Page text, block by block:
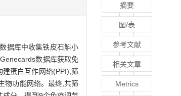
据库中收集铁皮石斛小
数据库获取免
蛋白互作网络(PPI),筛
物功能网络。最终,共筛
摘要
图/表
参考文献
相关文章
Metrics